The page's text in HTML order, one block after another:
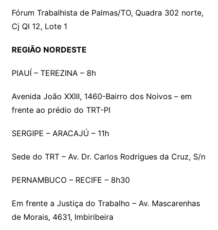
Fórum Trabalhista de Palmas/TO, Quadra 302 norte,
Cj QI 12, Lote 1
REGIÃO NORDESTE
PIAUÍ – TEREZINA – 8h
Avenida João XXIII, 1460-Bairro dos Noivos – em
frente ao prédio do TRT-PI
SERGIPE – ARACAJÚ – 11h
Sede do TRT – Av. Dr. Carlos Rodrigues da Cruz, S/n
PERNAMBUCO – RECIFE – 8h30
Em frente a Justiça do Trabalho – Av. Mascarenhas
de Morais, 4631, Imbiribeira